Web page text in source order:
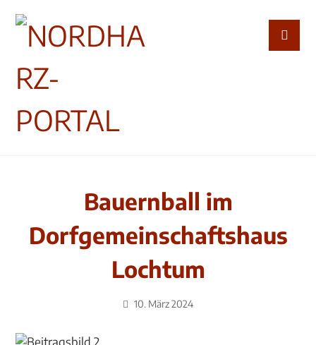
Bauernball im
Dorfgemeinschaftshaus
Lochtum
10. März 2024